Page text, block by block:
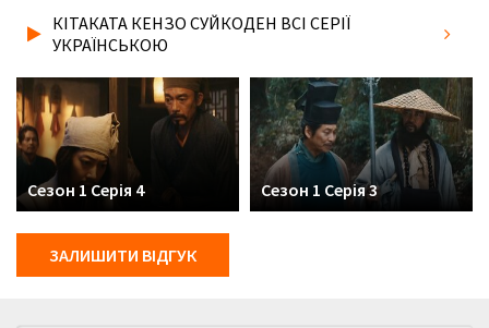
встають могутні противники, включаючи впливових
чиновників і таємні сили, які прагнуть зберегти існуючий
нову 4 серію серіалу Кітаката Кензо Суйкоден
українською мовою, у хорошій hd якості та з українськими
субтитрами!
КІТАКАТА КЕНЗО СУЙКОДЕН ВСІ СЕРІЇ
УКРАЇНСЬКОЮ
Сезон 1 Серія 4 Сезон 1 Серія 3
ЗАЛИШИТИ ВІДГУК